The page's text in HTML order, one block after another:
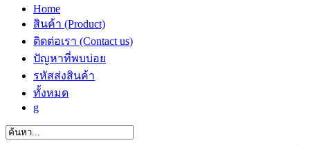
Home
สินค้า (Product)
ติดต่อเรา (Contact us)
ปัญหาที่พบบ่อย
รหัสส่งสินค้า
ทั้งหมด
g